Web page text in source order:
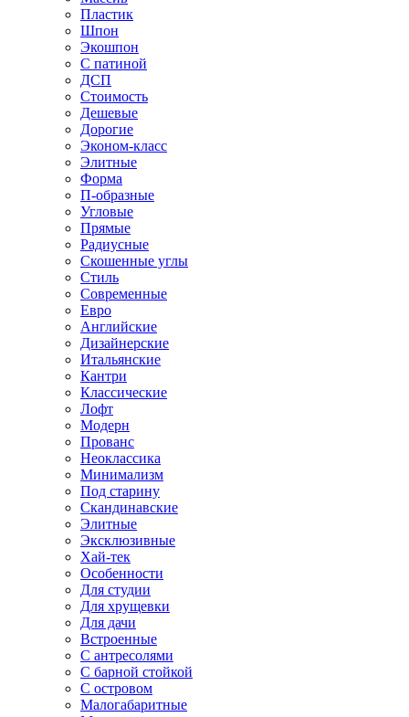
Пластик
Шпон
Экошпон
С патиной
ДСП
Стоимость
Дешевые
Дорогие
Эконом-класс
Элитные
Форма
П-образные
Угловые
Прямые
Радиусные
Скошенные углы
Стиль
Современные
Евро
Английские
Дизайнерские
Итальянские
Кантри
Классические
Лофт
Модерн
Прованс
Неоклассика
Минимализм
Под старину
Скандинавские
Элитные
Эксклюзивные
Хай-тек
Особенности
Для студии
Для хрущевки
Для дачи
Встроенные
С антресолями
С барной стойкой
С островом
Малогабаритные